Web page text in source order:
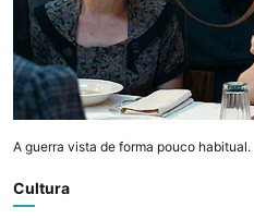
A guerra vista de forma pouco habitual.
Cultura